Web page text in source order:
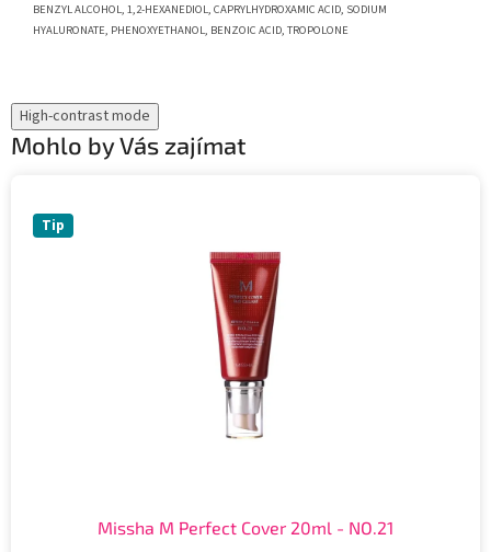
BENZYL ALCOHOL, 1,2-HEXANEDIOL, CAPRYLHYDROXAMIC ACID, SODIUM
HYALURONATE, PHENOXYETHANOL, BENZOIC ACID, TROPOLONE
High-contrast mode
Mohlo by Vás zajímat
Tip
Missha M Perfect Cover 20ml - NO.21